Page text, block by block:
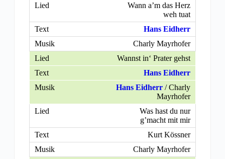
Wann a’m das Herz
weh tuat
Hans Eidherr
Charly Mayrhofer
Wannst in‘ Prater gehst
Hans Eidherr
Hans Eidherr / Charly
Mayrhofer
Was hast du nur
g’macht mit mir
Kurt Kössner
Charly Mayrhofer